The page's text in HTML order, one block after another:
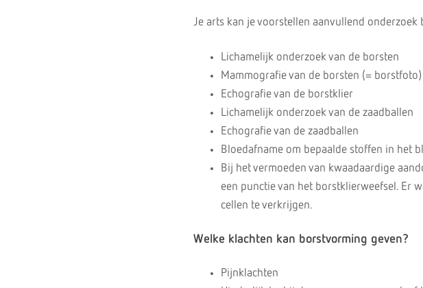
Je arts kan je voorstellen aanvullend onderzoek
Lichamelijk onderzoek van de borsten
Mammografie van de borsten (= borstfoto)
Echografie van de borstklier
Lichamelijk onderzoek van de zaadballen
Echografie van de zaadballen
Bloedafname om bepaalde stoffen in het
Bij het vermoeden van kwaadaardige
een punctie van het borstklierweefsel. Er
cellen te verkrijgen.
Welke klachten kan borstvorming geven?
Pijnklachten